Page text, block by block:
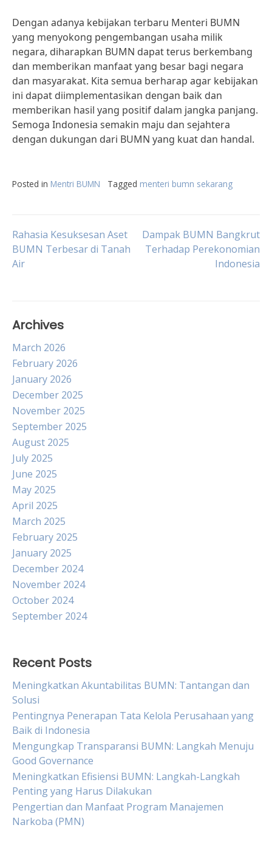
Dengan adanya kebijakan terbaru Menteri BUMN
yang menyokong pengembangan usaha milik
negara, diharapkan BUMN dapat terus berkembang
dan memberikan manfaat yang besar bagi negara
dan masyarakat. Kita semua berharap agar kebijakan
ini dapat diimplementasikan dengan baik dan
memberikan hasil yang positif dalam jangka panjang.
Semoga Indonesia semakin maju dan sejahtera
dengan dukungan dari BUMN yang kuat dan handal.
Posted in Mentri BUMN Tagged menteri bumn sekarang
Post
navigation
Rahasia Kesuksesan Aset
BUMN Terbesar di Tanah
Air
Dampak BUMN Bangkrut
Terhadap Perekonomian
Indonesia
Archives
March 2026
February 2026
January 2026
December 2025
November 2025
September 2025
August 2025
July 2025
June 2025
May 2025
April 2025
March 2025
February 2025
January 2025
December 2024
November 2024
October 2024
September 2024
Recent Posts
Meningkatkan Akuntabilitas BUMN: Tantangan dan
Solusi
Pentingnya Penerapan Tata Kelola Perusahaan yang
Baik di Indonesia
Mengungkap Transparansi BUMN: Langkah Menuju
Good Governance
Meningkatkan Efisiensi BUMN: Langkah-Langkah
Penting yang Harus Dilakukan
Pengertian dan Manfaat Program Manajemen
Narkoba (PMN)